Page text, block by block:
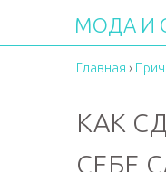
МОДА И
Главная ›
КАК
СЕБЕ